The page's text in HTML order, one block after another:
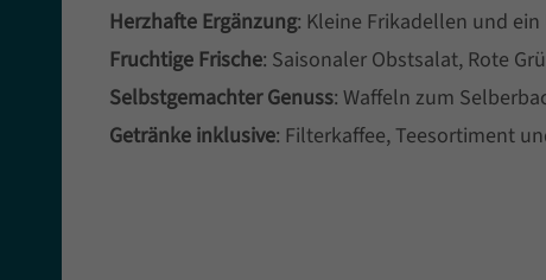
Herzhafte Ergänzung: Kleine Frikadellen und
Fruchtige Frische: Saisonaler Obstsalat, Rote
Selbstgemachter Genuss: Waffeln zum
Getränke inklusive: Filterkaffee, Teesortiment